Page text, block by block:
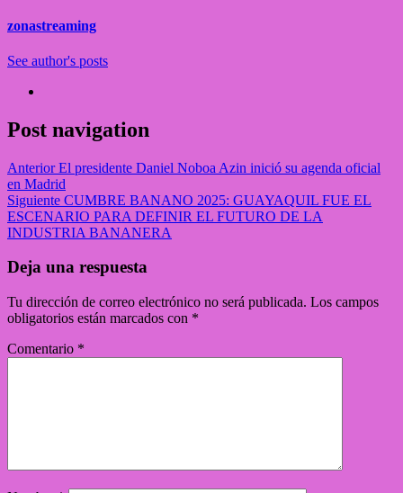
zonastreaming
See author's posts
Post navigation
AnteriorEl presidente Daniel Noboa Azin inició su agenda oficial
en Madrid
Siguiente CUMBRE BANANO 2025: GUAYAQUIL FUE EL
ESCENARIO PARA DEFINIR EL FUTURO DE LA
INDUSTRIA BANANERA
Deja una respuesta
Tu dirección de correo electrónico no será publicada. Los campos
obligatorios están marcados con *
Comentario *